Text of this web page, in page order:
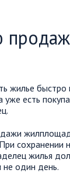
жилье быстро
есть
сохранении
жилья
один день.